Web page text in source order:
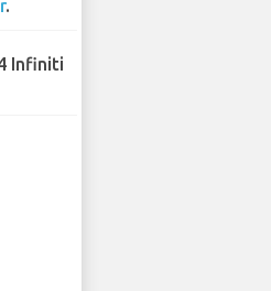
.
Infiniti